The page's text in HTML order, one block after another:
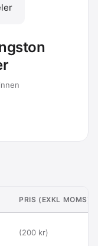
PRIS (EXKL MOMS)
(200 kr)